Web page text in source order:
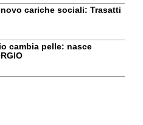
cariche sociali: Trasatti
cambia pelle: nasce